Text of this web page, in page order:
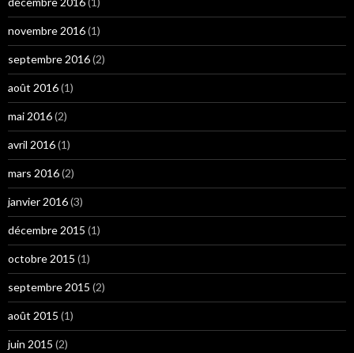
novembre 2016(1)
septembre 2016(2)
août 2016(1)
mai 2016(2)
avril 2016(1)
mars 2016(2)
janvier 2016(3)
décembre 2015 (1)
octobre 2015 (1)
septembre 2015 (2)
août 2015 (1)
juin 2015 (2)